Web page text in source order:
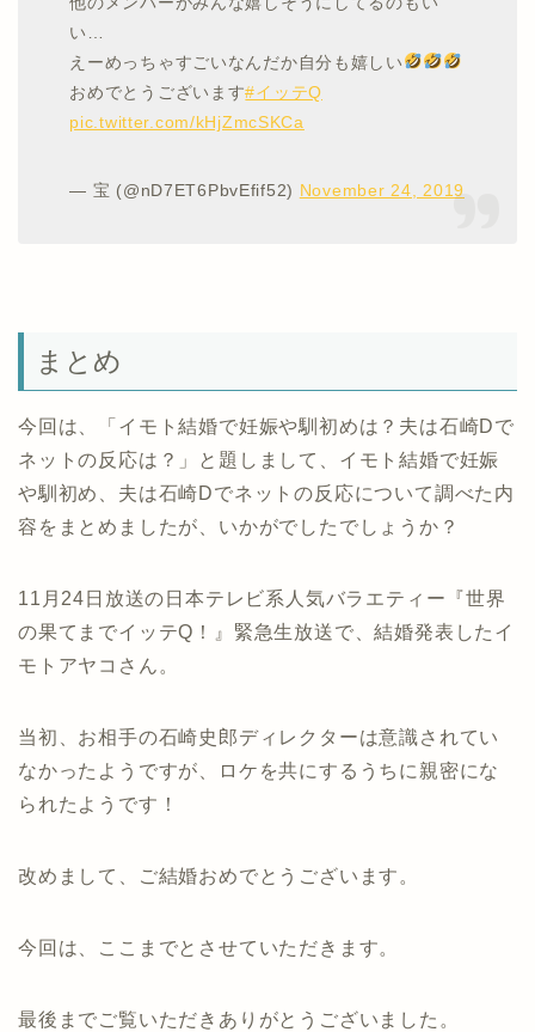
い…
えーめっちゃすごいなんだか自分も嬉しい
おめでとうございます#イッテQ
pic.twitter.com/kHjZmcSKCa
— 宝 (@nD7ET6PbvEfif52) November 24, 2019
まとめ
今回は、「イモト結婚で妊娠や馴初めは？夫は石崎Dで
ネットの反応は？」と題しまして、イモト結婚で妊娠
や馴初め、夫は石崎Dでネットの反応について調べた内
容をまとめましたが、いかがでしたでしょうか？
11月24日放送の日本テレビ系人気バラエティー『世界
の果てまでイッテQ！』緊急生放送で、結婚発表したイ
モトアヤコさん。
当初、お相手の石崎史郎ディレクターは意識されてい
なかったようですが、ロケを共にするうちに親密にな
られたようです！
改めまして、ご結婚おめでとうございます。
今回は、ここまでとさせていただきます。
最後までご覧いただきありがとうございました。